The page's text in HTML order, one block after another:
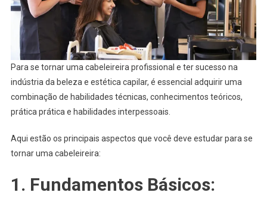
Para se tornar uma cabeleireira profissional e ter sucesso na
indústria da beleza e estética capilar, é essencial adquirir uma
combinação de habilidades técnicas, conhecimentos teóricos,
prática prática e habilidades interpessoais.
Aqui estão os principais aspectos que você deve estudar para se
tornar uma cabeleireira:
1. Fundamentos Básicos: